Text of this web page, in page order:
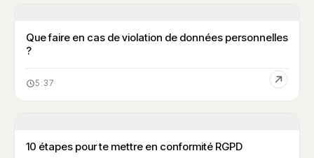
Que faire en cas de violation de données personnelles
?
5:37
10 étapes pour te mettre en conformité RGPD